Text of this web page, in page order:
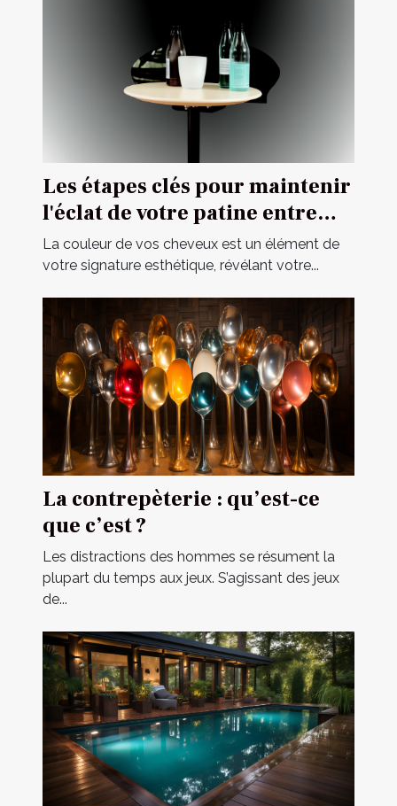
Les étapes clés pour maintenir
l'éclat de votre patine entre
deux visites chez le coiffeur
La couleur de vos cheveux est un élément de
votre signature esthétique, révélant votre...
La contrepèterie : qu’est-ce
que c’est ?
Les distractions des hommes se résument la
plupart du temps aux jeux. S’agissant des jeux
de...